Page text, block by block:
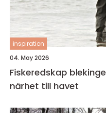
inspiration
04. May 2026
Fiskeredskap blekinge kunskap, kvalitet och
närhet till havet